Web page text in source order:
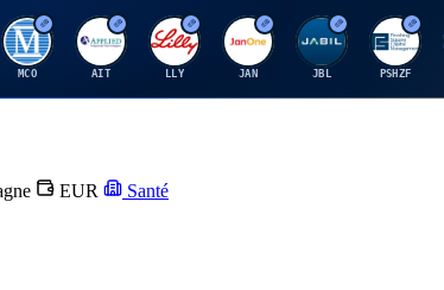
M
MCO
A
AIT
E
LLY
J
JAN
J
JBL
P
PSHZF
EUR Santé